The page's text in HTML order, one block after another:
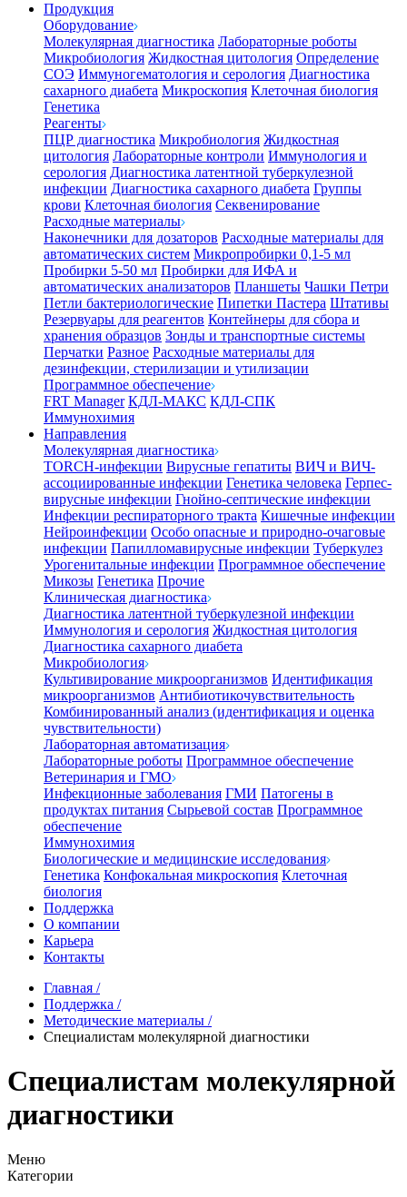
Продукция
Оборудование
Молекулярная диагностика Лабораторные роботы
Микробиология Жидкостная цитология Определение
СОЭ Иммуногематология и серология Диагностика
сахарного диабета Микроскопия Клеточная биология
Генетика
Реагенты
ПЦР диагностика Микробиология Жидкостная
цитология Лабораторные контроли Иммунология и
серология Диагностика латентной туберкулезной
инфекции Диагностика сахарного диабета Группы
крови Клеточная биология Секвенирование
Расходные материалы
Наконечники для дозаторов Расходные материалы для
автоматических систем Микропробирки 0,1-5 мл
Пробирки 5-50 мл Пробирки для ИФА и
автоматических анализаторов Планшеты Чашки Петри
Петли бактериологические Пипетки Пастера Штативы
Резервуары для реагентов Контейнеры для сбора и
хранения образцов Зонды и транспортные системы
Перчатки Разное Расходные материалы для
дезинфекции, стерилизации и утилизации
Программное обеспечение
FRT Manager КДЛ-МАКС КДЛ-СПК
Иммунохимия
Направления
Молекулярная диагностика
TORCH-инфекции Вирусные гепатиты ВИЧ и ВИЧ-
ассоциированные инфекции Генетика человека Герпес-
вирусные инфекции Гнойно-септические инфекции
Инфекции респираторного тракта Кишечные инфекции
Нейроинфекции Особо опасные и природно-очаговые
инфекции Папилломавирусные инфекции Туберкулез
Урогенитальные инфекции Программное обеспечение
Микозы Генетика Прочие
Клиническая диагностика
Диагностика латентной туберкулезной инфекции
Иммунология и серология Жидкостная цитология
Диагностика сахарного диабета
Микробиология
Культивирование микроорганизмов Идентификация
микроорганизмов Антибиотикочувствительность
Комбинированный анализ (идентификация и оценка
чувствительности)
Лабораторная автоматизация
Лабораторные роботы Программное обеспечение
Ветеринария и ГМО
Инфекционные заболевания ГМИ Патогены в
продуктах питания Сырьевой состав Программное
обеспечение
Иммунохимия
Биологические и медицинские исследования
Генетика Конфокальная микроскопия Клеточная
биология
Поддержка
О компании
Карьера
Контакты
Главная /
Поддержка /
Методические материалы /
Специалистам молекулярной диагностики
Специалистам молекулярной
диагностики
Меню
Категории